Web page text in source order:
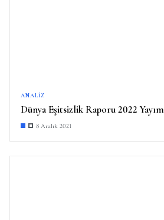
ANALIZ
Dünya Eşitsizlik Raporu 2022
8 Aralık 2021